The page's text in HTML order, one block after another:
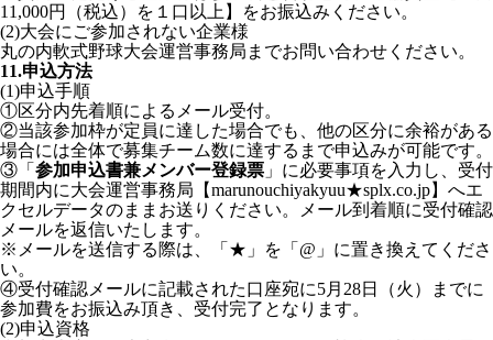
11,000円（税込）を１口以上】をお振込みください。
(2)大会にご参加されない企業様
丸の内軟式野球大会運営事務局までお問い合わせください。
11.申込方法
(1)申込手順
①区分内先着順によるメール受付。
②当該参加枠が定員に達した場合でも、他の区分に余裕がある
場合には全体で募集チーム数に達するまで申込みが可能です。
③「 参加申込書兼メンバー登録票 」に必要事項を入力し、受付
期間内に大会運営事務局【marunouchiyakyuu★splx.co.jp】へエ
クセルデータのままお送りください。メール到着順に受付確認
メールを返信いたします。
※メールを送信する際は、「★」を「@」に置き換えてくださ
い。
④受付確認メールに記載された口座宛に5月28日（火）までに
参加費をお振込み頂き、受付完了となります。
(2)申込資格